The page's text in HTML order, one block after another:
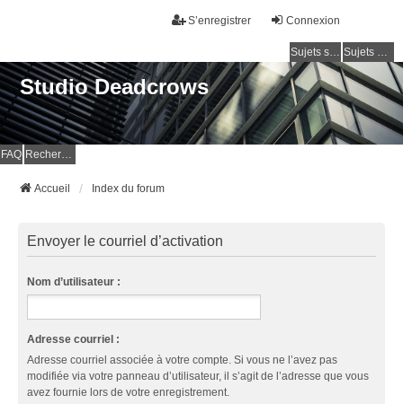
Connexion
S’enregistrer
Sujets sans réponse Sujets actifs
Studio Deadcrows
FAQ Rechercher
Accueil Index du forum
Envoyer le courriel d’activation
Nom d’utilisateur :
Adresse courriel :
Adresse courriel associée à votre compte. Si vous ne l’avez pas
modifiée via votre panneau d’utilisateur, il s’agit de l’adresse que vous
avez fournie lors de votre enregistrement.